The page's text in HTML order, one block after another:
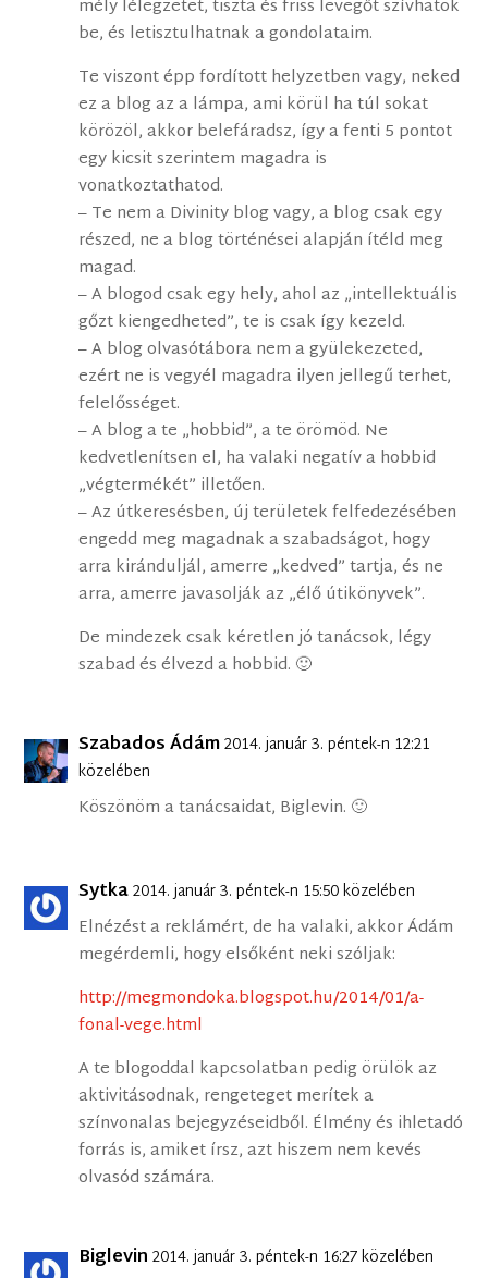
mély lélegzetet, tiszta és friss levegőt szívhatok
be, és letisztulhatnak a gondolataim.
Te viszont épp fordított helyzetben vagy, neked
ez a blog az a lámpa, ami körül ha túl sokat
körözöl, akkor belefáradsz, így a fenti 5 pontot
egy kicsit szerintem magadra is
vonatkoztathatod.
– Te nem a Divinity blog vagy, a blog csak egy
részed, ne a blog történései alapján ítéld meg
magad.
– A blogod csak egy hely, ahol az „intellektuális
gőzt kiengedheted”, te is csak így kezeld.
– A blog olvasótábora nem a gyülekezeted,
ezért ne is vegyél magadra ilyen jellegű terhet,
felelősséget.
– A blog a te „hobbid”, a te örömöd. Ne
kedvetlenítsen el, ha valaki negatív a hobbid
„végtermékét” illetően.
– Az útkeresésben, új területek felfedezésében
engedd meg magadnak a szabadságot, hogy
arra kiránduljál, amerre „kedved” tartja, és ne
arra, amerre javasolják az „élő útikönyvek”.
De mindezek csak kéretlen jó tanácsok, légy
szabad és élvezd a hobbid. 🙂
Szabados Ádám2014. január 3. péntek-n 12:21
közelében
Köszönöm a tanácsaidat, Biglevin. 🙂
Sytka2014. január 3. péntek-n 15:50 közelében
Elnézést a reklámért, de ha valaki, akkor Ádám
megérdemli, hogy elsőként neki szóljak:
http://megmondoka.blogspot.hu/2014/01/a-
fonal-vege.html
A te blogoddal kapcsolatban pedig örülök az
aktivitásodnak, rengeteget merítek a
színvonalas bejegyzéseidből. Élmény és ihletadó
forrás is, amiket írsz, azt hiszem nem kevés
olvasód számára.
Biglevin 2014. január 3. péntek-n 16:27 közelében